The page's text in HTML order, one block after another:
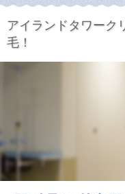
アイランドタワーク
毛！